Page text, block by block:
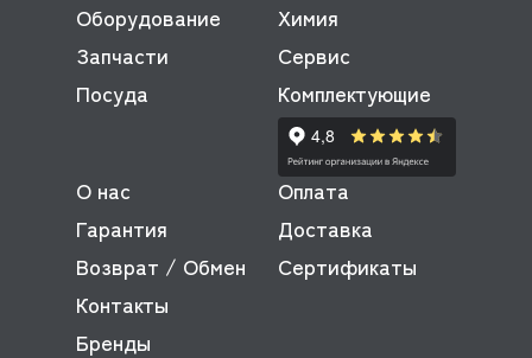
Оборудование
Запчасти
Посуда
Химия
Сервис
Комплектующие
О нас
Оплата
Гарантия
Доставка
Возврат / Обмен
Сертификаты
Контакты
Бренды